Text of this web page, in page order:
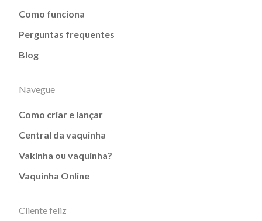
Como funciona
Perguntas frequentes
Blog
Navegue
Como criar e lançar
Central da vaquinha
Vakinha ou vaquinha?
Vaquinha Online
Cliente feliz